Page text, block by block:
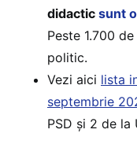
didactic sunt
Peste 1.700
politic.
Vezi aici lista
septembrie
PSD și 2 de la